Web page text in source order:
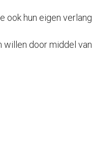
hun eigen
door middel